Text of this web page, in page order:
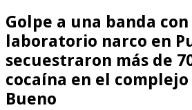
Golpe a una banda
laboratorio narco en
secuestraron más de
cocaína en el complejo
Bueno